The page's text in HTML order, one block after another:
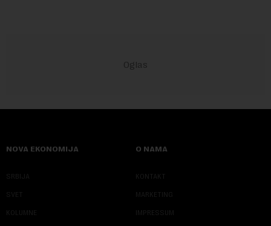
NOVA EKONOMIJA
SRBIJA
SVET
KOLUMNE
O NAMA
KONTAKT
MARKETING
IMPRESSUM